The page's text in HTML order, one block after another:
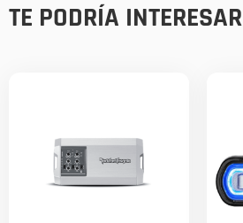
TE PODRÍA INTERESAR